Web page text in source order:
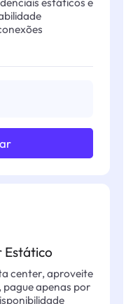
Estático
center, aproveite
apenas por